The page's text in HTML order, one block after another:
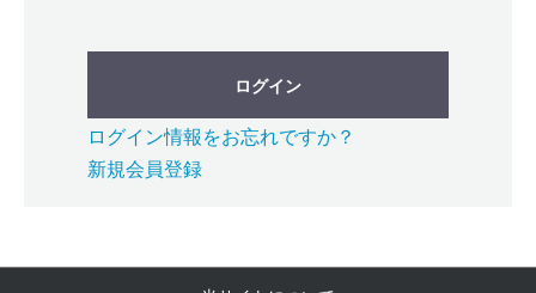
ログイン
ログイン情報をお忘れですか？
新規会員登録